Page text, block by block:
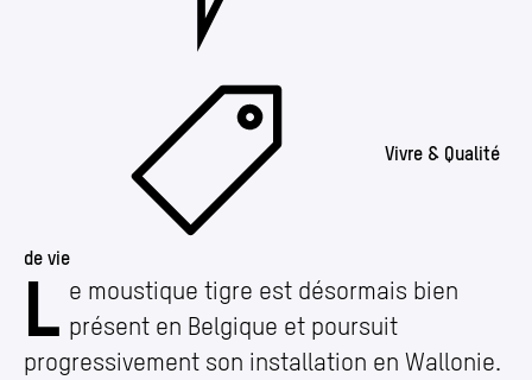
Vivre & Qualité
de vie
Moustique tigre : adoptons les bons réflexes
L e moustique tigre est désormais bien
présent en Belgique et poursuit
progressivement son installation en Wallonie.